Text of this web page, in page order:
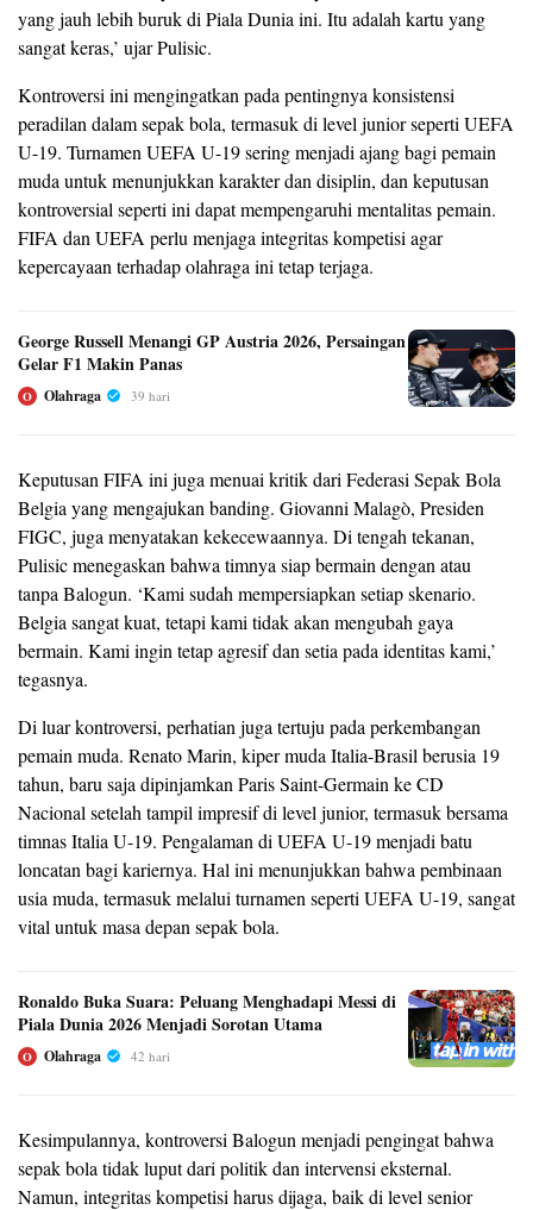
yang jauh lebih buruk di Piala Dunia ini. Itu adalah kartu yang
sangat keras,’ ujar Pulisic.
Kontroversi ini mengingatkan pada pentingnya konsistensi
peradilan dalam sepak bola, termasuk di level junior seperti UEFA
U-19. Turnamen UEFA U-19 sering menjadi ajang bagi pemain
muda untuk menunjukkan karakter dan disiplin, dan keputusan
kontroversial seperti ini dapat mempengaruhi mentalitas pemain.
FIFA dan UEFA perlu menjaga integritas kompetisi agar
kepercayaan terhadap olahraga ini tetap terjaga.
George Russell Menangi GP Austria 2026, Persaingan
Gelar F1 Makin Panas
O Olahraga 39 hari
Keputusan FIFA ini juga menuai kritik dari Federasi Sepak Bola
Belgia yang mengajukan banding. Giovanni Malagò, Presiden
FIGC, juga menyatakan kekecewaannya. Di tengah tekanan,
Pulisic menegaskan bahwa timnya siap bermain dengan atau
tanpa Balogun. ‘Kami sudah mempersiapkan setiap skenario.
Belgia sangat kuat, tetapi kami tidak akan mengubah gaya
bermain. Kami ingin tetap agresif dan setia pada identitas kami,’
tegasnya.
Di luar kontroversi, perhatian juga tertuju pada perkembangan
pemain muda. Renato Marin, kiper muda Italia-Brasil berusia 19
tahun, baru saja dipinjamkan Paris Saint-Germain ke CD
Nacional setelah tampil impresif di level junior, termasuk bersama
timnas Italia U-19. Pengalaman di UEFA U-19 menjadi batu
loncatan bagi kariernya. Hal ini menunjukkan bahwa pembinaan
usia muda, termasuk melalui turnamen seperti UEFA U-19, sangat
vital untuk masa depan sepak bola.
Ronaldo Buka Suara: Peluang Menghadapi Messi di
Piala Dunia 2026 Menjadi Sorotan Utama
O Olahraga 42 hari
Kesimpulannya, kontroversi Balogun menjadi pengingat bahwa
sepak bola tidak luput dari politik dan intervensi eksternal.
Namun, integritas kompetisi harus dijaga, baik di level senior